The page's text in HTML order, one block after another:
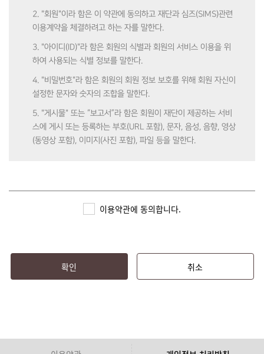
2. "회원"이라 함은 이 약관에 동의하고 재단과 심즈(SIMS)관련
이용계약을 체결하려고 하는 자를 말한다.
3. "아이디(ID)"라 함은 회원의 식별과 회원의 서비스 이용을 위
하여 사용되는 식별 정보를 말한다.
4. "비밀번호"라 함은 회원의 회원 정보 보호를 위해 회원 자신이
설정한 문자와 숫자의 조합을 말한다.
5. "게시물" 또는 “보고서”라 함은 회원이 재단이 제공하는 서비
스에 게시 또는 등록하는 부호(URL 포함), 문자, 음성, 음향, 영상
(동영상 포함), 이미지(사진 포함), 파일 등을 말한다.
3. 회원은 정기적으로 심즈(SIMS)를 방문하여 약관의 변경사항
원 탈퇴를 할 수 있으며 이로 인해 심즈(SIMS)에서 제공하는 서
이용약관에 동의합니다.
확인 취소